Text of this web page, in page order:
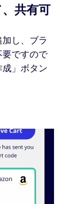
共有可
し、ブラ
ですので
」ボタン